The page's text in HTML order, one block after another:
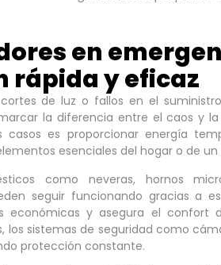
en
rápida y eficaz
de luz o fallos en el
la diferencia entre el caos y la
casos es proporcionar energía
esenciales del hogar o de un
como neveras, hornos
seguir funcionando gracias a
económicas y asegura el confort
los sistemas de seguridad como
protección constante.